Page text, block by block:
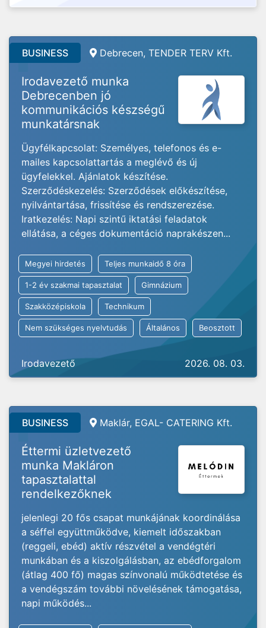
BUSINESS Debrecen, TENDER TERV Kft.
Irodavezető munka
Debrecenben jó
kommunikációs készségű
munkatársnak
Ügyfélkapcsolat: Személyes, telefonos és e-
mailes kapcsolattartás a meglévő és új
ügyfelekkel. Ajánlatok készítése.
Szerződéskezelés: Szerződések előkészítése,
nyilvántartása, frissítése és rendszerezése.
Iratkezelés: Napi szintű iktatási feladatok
ellátása, a céges dokumentáció naprakészen...
Megyei hirdetés Teljes munkaidő 8 óra
1-2 év szakmai tapasztalat Gimnázium
Szakközépiskola Technikum
Nem szükséges nyelvtudás Általános Beosztott
Irodavezető 2026. 08. 03.
BUSINESS Maklár, EGAL- CATERING Kft.
Éttermi üzletvezető
munka Makláron
tapasztalattal
rendelkezőknek
jelenlegi 20 fős csapat munkájának koordinálása
a séffel együttműködve, kiemelt időszakban
(reggeli, ebéd) aktív részvétel a vendégtéri
munkában és a kiszolgálásban, az ebédforgalom
(átlag 400 fő) magas színvonalú működtetése és
a vendégszám további növelésének támogatása,
napi működés...